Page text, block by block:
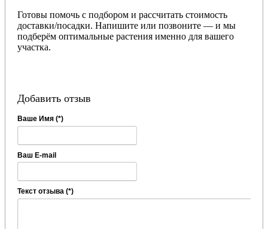
Готовы помочь с подбором и рассчитать стоимость
доставки/посадки. Напишите или позвоните — и мы
подберём оптимальные растения именно для вашего
участка.
Добавить отзыв
Ваше Имя (*)
Ваш E-mail
Текст отзыва (*)